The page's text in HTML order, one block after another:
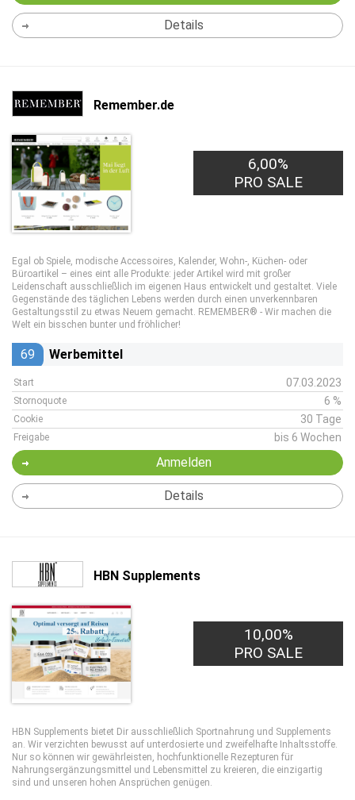
Details
Remember.de
6,00%
PRO SALE
Egal ob Spiele, modische Accessoires, Kalender, Wohn-, Küchen- oder
Büroartikel – eines eint alle Produkte: jeder Artikel wird mit großer
Leidenschaft ausschließlich im eigenen Haus entwickelt und gestaltet. Viele
Gegenstände des täglichen Lebens werden durch einen unverkennbaren
Gestaltungsstil zu etwas Neuem gemacht. REMEMBER® - Wir machen die
Welt ein bisschen bunter und fröhlicher!
69 Werbemittel
Start 07.03.2023
Stornoquote 6 %
Cookie 30 Tage
Freigabe bis 6 Wochen
Anmelden
Details
HBN Supplements
10,00%
PRO SALE
HBN Supplements bietet Dir ausschließlich Sportnahrung und Supplements
an. Wir verzichten bewusst auf unterdosierte und zweifelhafte Inhaltsstoffe.
Nur so können wir gewährleisten, hochfunktionelle Rezepturen für
Nahrungsergänzungsmittel und Lebensmittel zu kreieren, die einzigartig
sind und unseren hohen Ansprüchen genügen.